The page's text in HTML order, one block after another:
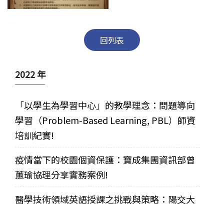
回列表
2022 年
「以學生為學習中心」的教學理念：問題導向
學習（Problem-Based Learning, PBL）師資
培訓紀實!
疫情當下的校園個資保護：寶成集團資訊部曾
蕙瑜協理分享實務案例!
醫學技術領域英語授課之挑戰與策略：陽交大